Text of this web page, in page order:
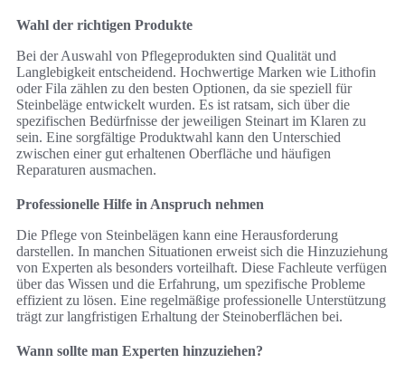
Wahl der richtigen Produkte
Bei der Auswahl von Pflegeprodukten sind Qualität und
Langlebigkeit entscheidend. Hochwertige Marken wie Lithofin
oder Fila zählen zu den besten Optionen, da sie speziell für
Steinbeläge entwickelt wurden. Es ist ratsam, sich über die
spezifischen Bedürfnisse der jeweiligen Steinart im Klaren zu
sein. Eine sorgfältige Produktwahl kann den Unterschied
zwischen einer gut erhaltenen Oberfläche und häufigen
Reparaturen ausmachen.
Professionelle Hilfe in Anspruch nehmen
Die Pflege von Steinbelägen kann eine Herausforderung
darstellen. In manchen Situationen erweist sich die Hinzuziehung
von Experten als besonders vorteilhaft. Diese Fachleute verfügen
über das Wissen und die Erfahrung, um spezifische Probleme
effizient zu lösen. Eine regelmäßige professionelle Unterstützung
trägt zur langfristigen Erhaltung der Steinoberflächen bei.
Wann sollte man Experten hinzuziehen?